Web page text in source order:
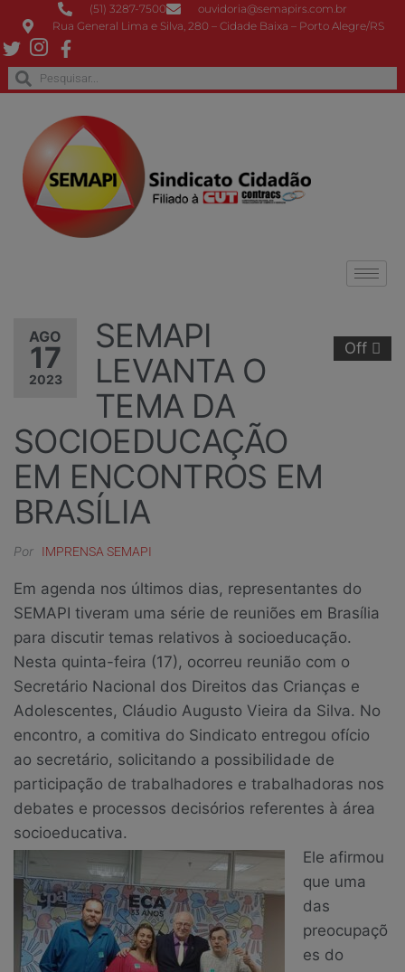
(51) 3287-7500
ouvidoria@semapirs.com.br
Rua General Lima e Silva, 280 – Cidade Baixa – Porto Alegre/RS
AGO
17
2023
Off
SEMAPI
LEVANTA O
TEMA DA
SOCIOEDUCAÇÃO
EM ENCONTROS EM
BRASÍLIA
Por IMPRENSA SEMAPI
Em agenda nos últimos dias, representantes do
SEMAPI tiveram uma série de reuniões em Brasília
para discutir temas relativos à socioeducação.
Nesta quinta-feira (17), ocorreu reunião com o
Secretário Nacional dos Direitos das Crianças e
Adolescentes, Cláudio Augusto Vieira da Silva. No
encontro, a comitiva do Sindicato entregou ofício
ao secretário, solicitando a possibilidade de
participação de trabalhadores e trabalhadoras nos
debates e processos decisórios referentes à área
socioeducativa.
Ele afirmou
que uma
das
preocupaçõ
es do